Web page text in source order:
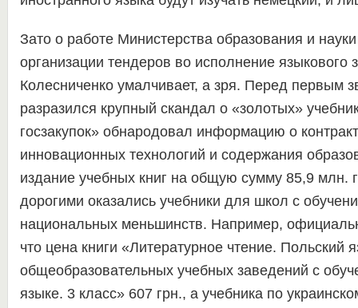
Зато о работе Министерства образования и
организации тендеров во исполнение языкового
Колесниченко умалчивает, а зря. Перед первым
разразился крупный скандал о «золотых»
госзакупок» обнародовал информацию о
инновационных технологий и содержания
издание учебных книг на общую сумму 85,9 млн.
дорогими оказались учебники для школ с
национальных меньшинств. Например,
что цена книги «Литературное чтение. Польский
общеобразовательных учебных заведений с
языке. 3 класс» 607 грн., а учебника по